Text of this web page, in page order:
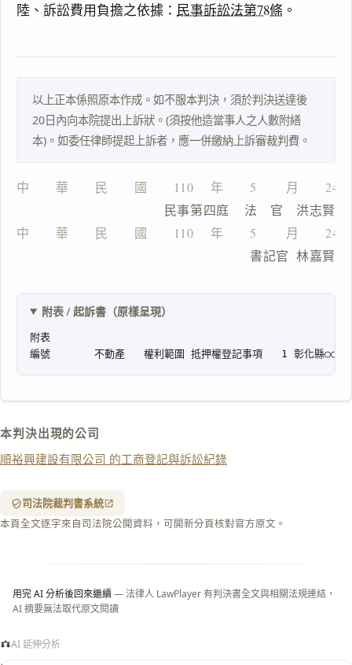
陸、訴訟費用負擔之依據： 民事訴訟法第78條 。
以上正本係照原本作成。如不服本判決，須於判決送達後
20日內向本院提出上訴狀。(須按他造當事人之人數附繕
本)。如委任律師提起上訴者，應一併繳納上訴審裁判費。
中　　華　　民　　國　　110 　年　　5 　　月　　24
                  民事第四庭    法　官　洪志賢
中　　華　　民　　國　　110 　年　　5 　　月　　24
書記官  林嘉賢
附表 / 起訴書（原樣呈現）
本判決出現的公司
順裕興建設有限公司 的工商登記與訴訟紀錄
司法院裁判書系統
本頁全文逐字來自司法院公開資料，可開新分頁核對官方原文。
用完 AI 分析後回來繼續— 法律人 LawPlayer 有判決書全文與相關法規連結，
AI 摘要無法取代原文閱讀
AI 延伸分析
事
一
鍵
複製給 AI
去換行複製